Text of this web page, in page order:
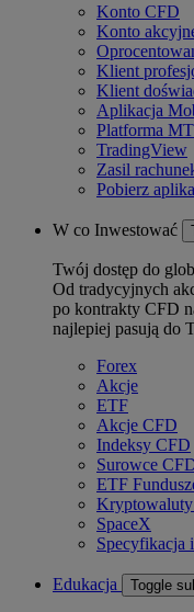
Konto CFD
Konto
Klient
Klient
Aplikacja
Platforma
TradingView
Zasil
Pobierz
W co Inwestować
Twój dostęp do
Od tradycyjnych
po kontrakty CFD
najlepiej pasują do
Forex
Akcje
ETF
Akcje CFD
Indeksy CFD
Surowce
ETF
SpaceX
Specyfikacja
Edukacja Toggle